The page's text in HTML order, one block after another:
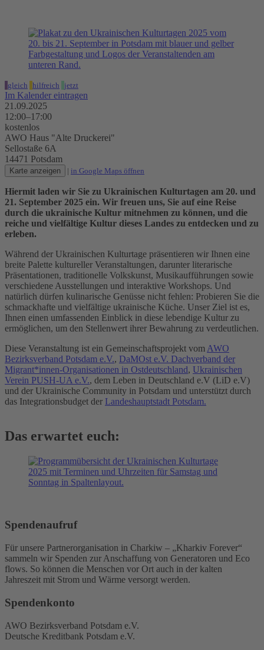
gleich hilfreich jetzt
Im Kalender eintragen
21.09.2025
12:00–17:00
kostenlos
AWO Haus "Alte Druckerei"
Sellostaße 6A
14471 Potsdam
Karte anzeigen | in Google Maps öffnen
Hiermit laden wir Sie zu Ukrainischen Kulturtagen am 20. und
21. September 2025 ein. Wir freuen uns, Sie auf eine Reise
durch die ukrainische Kultur mitnehmen zu können, und die
reiche und vielfältige Kultur dieses Landes zu entdecken und zu
erleben.
Während der Ukrainischen Kulturtage präsentieren wir Ihnen eine
breite Palette kultureller Veranstaltungen, darunter literarische
Präsentationen, traditionelle Volkskunst, Musikaufführungen sowie
verschiedene Ausstellungen und interaktive Workshops. Und
natürlich dürfen kulinarische Genüsse nicht fehlen: Probieren Sie die
schmackhafte und vielfältige ukrainische Küche. Unser Ziel ist es,
Ihnen einen umfassenden Einblick in diese lebendige Kultur zu
ermöglichen, um den Stellenwert ihrer Bewahrung zu verdeutlichen.
Diese Veranstaltung ist ein Gemeinschaftsprojekt vom AWO
Bezirksverband Potsdam e.V., DaMOst e.V. Dachverband der
Migrant*innen-Organisationen in Ostdeutschland, Ukrainischen
Verein PUSH-UA e.V., dem Leben in Deutschland e.V (LiD e.V)
und der Ukrainische Community in Potsdam und unterstützt durch
das Integrationsbudget der Landeshauptstadt Potsdam.
Das erwartet euch:
Spendenaufruf
Für unsere Partnerorganisation in Charkiw – „Kharkiv Forever“
sammeln wir Spenden zur Anschaffung von Generatoren und Eco
flows. So können die Menschen vor Ort auch in der kalten
Jahreszeit mit Strom und Wärme versorgt werden.
Spendenkonto
AWO Bezirksverband Potsdam e.V.
Deutsche Kreditbank Potsdam e.V.